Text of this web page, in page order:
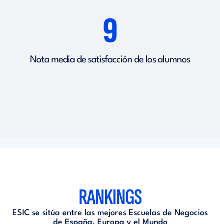
9
Nota media de satisfacción de los alumnos
RANKINGS
ESIC se sitúa entre las mejores Escuelas de Negocios
de España, Europa y el Mundo